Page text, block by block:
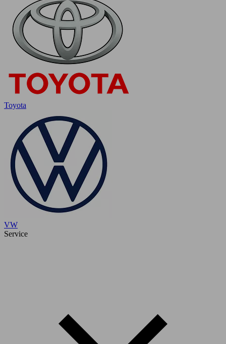
Toyota
VW
Service